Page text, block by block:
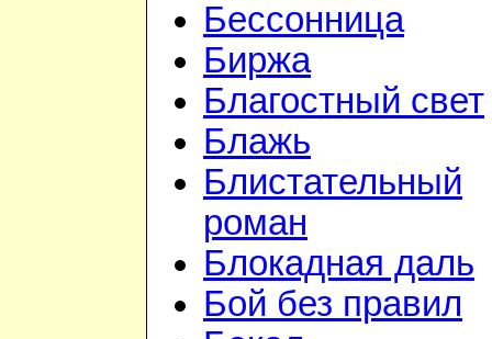
Бессонница
Биржа
Благостный свет
Блажь
Блистательный
роман
Блокадная даль
Бой без правил